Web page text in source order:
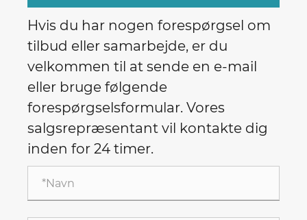
Hvis du har nogen forespørgsel om
tilbud eller samarbejde, er du
velkommen til at sende en e-mail
eller bruge følgende
forespørgselsformular. Vores
salgsrepræsentant vil kontakte dig
inden for 24 timer.